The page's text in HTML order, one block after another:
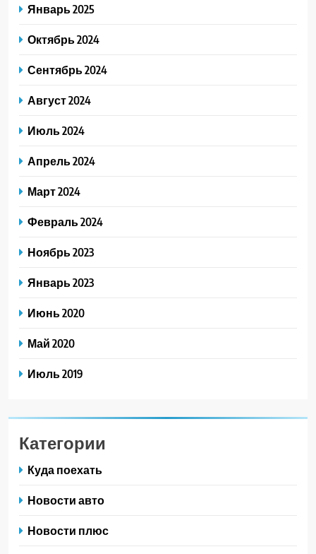
Январь 2025
Октябрь 2024
Сентябрь 2024
Август 2024
Июль 2024
Апрель 2024
Март 2024
Февраль 2024
Ноябрь 2023
Январь 2023
Июнь 2020
Май 2020
Июль 2019
Категории
Куда поехать
Новости авто
Новости плюс